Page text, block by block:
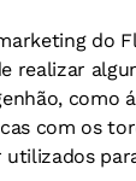
do
realizar
como
com os